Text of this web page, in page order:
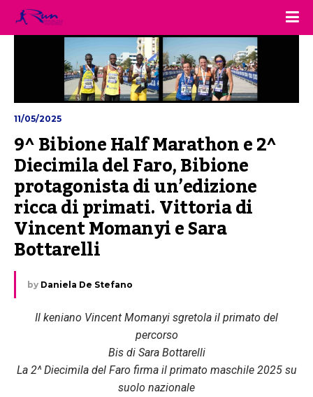
11/05/2025
9^ Bibione Half Marathon e 2^
Diecimila del Faro, Bibione
protagonista di un’edizione
ricca di primati. Vittoria di
Vincent Momanyi e Sara
Bottarelli
by Daniela De Stefano
Il keniano Vincent Momanyi sgretola il primato del
percorso
Bis di Sara Bottarelli
La 2^ Diecimila del Faro firma il primato maschile 2025 su
suolo nazionale